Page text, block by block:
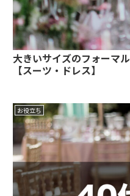
大きいサイズのフォーマ
【スーツ・ドレス】
お役立ち